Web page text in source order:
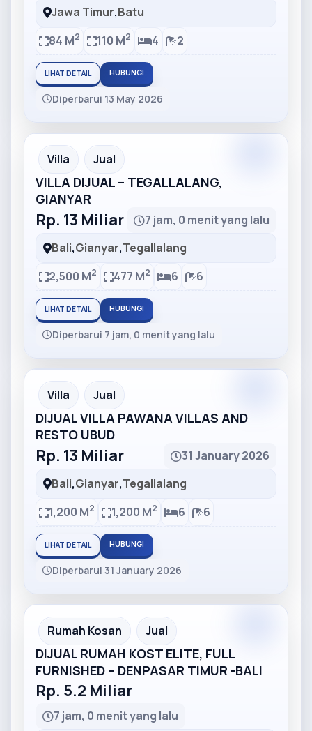
Jawa Timur,Batu
84 M2 110 M2 4 2
LIHAT DETAIL HUBUNGI
Diperbarui 13 May 2026
Partner Ad
Villa Jual
VILLA DIJUAL – TEGALLALANG,
GIANYAR
Rp. 13 Miliar
7 jam, 0 menit yang lalu
Bali,Gianyar,Tegallalang
2,500 M2 477 M2 6 6
LIHAT DETAIL HUBUNGI
Diperbarui 7 jam, 0 menit yang lalu
Partner Ad
Villa Jual
DIJUAL VILLA PAWANA VILLAS AND
RESTO UBUD
Rp. 13 Miliar
31 January 2026
Bali,Gianyar,Tegallalang
1,200 M2 1,200 M2 6 6
LIHAT DETAIL HUBUNGI
Diperbarui 31 January 2026
Partner Ad
Rumah Kosan Jual
DIJUAL RUMAH KOST ELITE, FULL
FURNISHED – DENPASAR TIMUR -BALI
Rp. 5.2 Miliar
7 jam, 0 menit yang lalu